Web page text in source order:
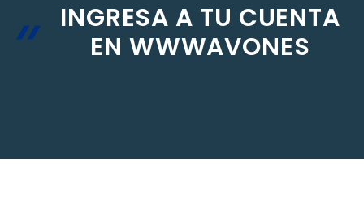
INGRESA A TU CUENTA
EN WWWAVONES